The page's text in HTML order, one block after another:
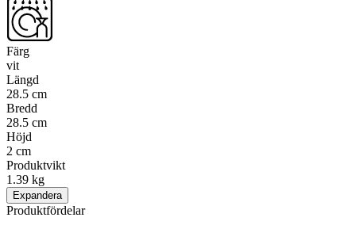
Färg
vit
Längd
28.5 cm
Bredd
28.5 cm
Höjd
2 cm
Produktvikt
1.39 kg
Expandera
Produktfördelar